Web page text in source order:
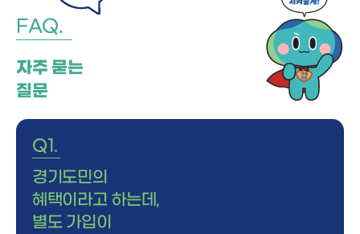
FAQ.
자주 묻는
질문
Q1.
경기도민의
혜택이라고 하는데,
별도 가입이